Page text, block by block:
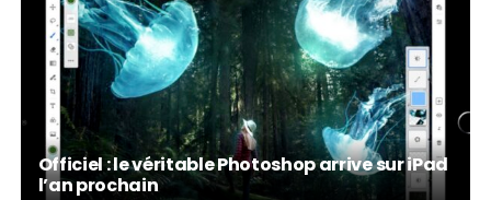
Officiel : le véritable Photoshop arrive sur iPad
l’an prochain